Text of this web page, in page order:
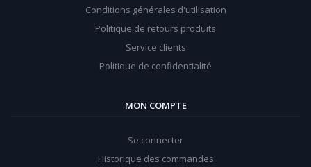
Conditions générales d'utilisation
Politique de retours produits
Service clients
Politique de confidentialité
MON COMPTE
Se connecter
Historique des commandes